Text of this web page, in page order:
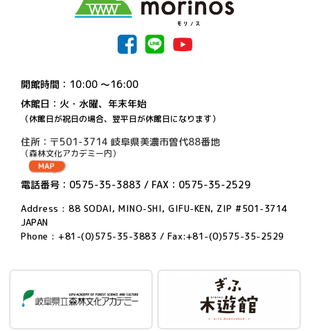
開館時間：10:00 〜16:00
休館日：火・水曜、年末年始
（休館日が祝日の場合、翌平日が休館日になります）
住所：〒501-3714 岐阜県美濃市曽代88番地
（森林文化アカデミー内）
電話番号：0575-35-3883 / FAX：0575-35-2529
Address : 88 SODAI, MINO-SHI, GIFU-KEN, ZIP #501-3714
JAPAN
Phone : +81-(0)575-35-3883 / Fax:+81-(0)575-35-2529